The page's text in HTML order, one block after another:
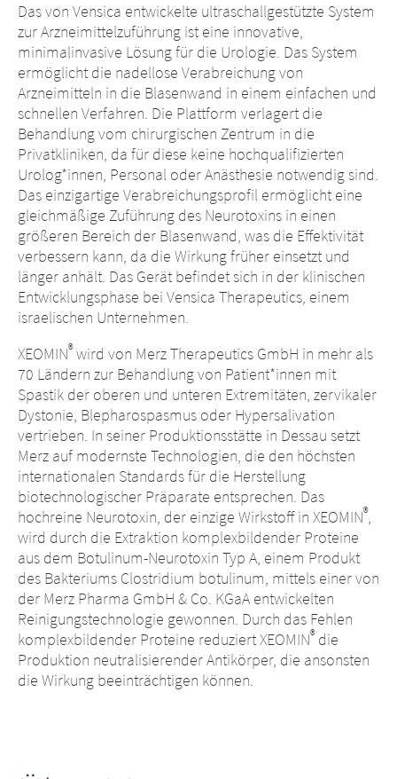
Das von Vensica entwickelte ultraschallgestützte System
zur Arzneimittelzuführung ist eine innovative,
minimalinvasive Lösung für die Urologie. Das System
ermöglicht die nadellose Verabreichung von
Arzneimitteln in die Blasenwand in einem einfachen und
schnellen Verfahren. Die Plattform verlagert die
Behandlung vom chirurgischen Zentrum in die
Privatkliniken, da für diese keine hochqualifizierten
Urolog*innen, Personal oder Anästhesie notwendig sind.
Das einzigartige Verabreichungsprofil ermöglicht eine
gleichmäßige Zuführung des Neurotoxins in einen
größeren Bereich der Blasenwand, was die Effektivität
verbessern kann, da die Wirkung früher einsetzt und
länger anhält. Das Gerät befindet sich in der klinischen
Entwicklungsphase bei Vensica Therapeutics, einem
israelischen Unternehmen.
XEOMIN®wird von Merz Therapeutics GmbH in mehr als
70 Ländern zur Behandlung von Patient*innen mit
Spastik der oberen und unteren Extremitäten, zervikaler
Dystonie, Blepharospasmus oder Hypersalivation
vertrieben. In seiner Produktionsstätte in Dessau setzt
Merz auf modernste Technologien, die den höchsten
internationalen Standards für die Herstellung
biotechnologischer Präparate entsprechen. Das
hochreine Neurotoxin, der einzige Wirkstoff in XEOMIN®,
wird durch die Extraktion komplexbildender Proteine
aus dem Botulinum-Neurotoxin Typ A, einem Produkt
des Bakteriums Clostridium botulinum, mittels einer von
der Merz Pharma GmbH & Co. KGaA entwickelten
Reinigungstechnologie gewonnen. Durch das Fehlen
komplexbildender Proteine reduziert XEOMIN®die
Produktion neutralisierender Antikörper, die ansonsten
die Wirkung beeinträchtigen können.